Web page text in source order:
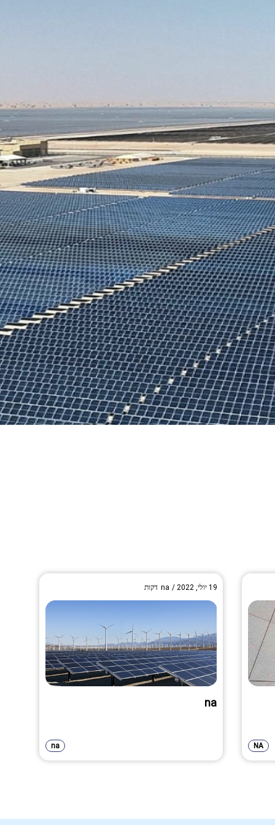
NA
19 יולי, 2022 /
na דקות
na
na